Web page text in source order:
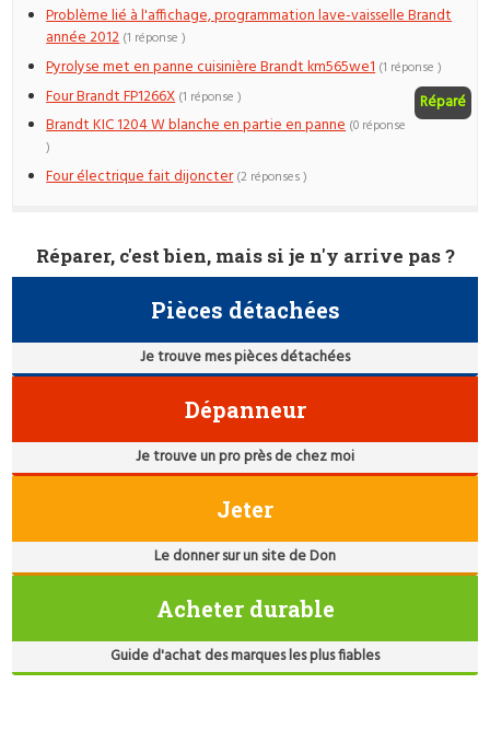
Problème lié à l'affichage, programmation lave-vaisselle Brandt
année 2012 (1 réponse )
Pyrolyse met en panne cuisinière Brandt km565we1 (1 réponse )
Four Brandt FP1266X Réparé
(1 réponse )
Brandt KIC 1204 W blanche en partie en panne (0 réponse
)
Four électrique fait dijoncter (2 réponses )
Réparer, c'est bien, mais si je n'y arrive pas ?
Pièces détachées
Je trouve mes pièces détachées
Dépanneur
Je trouve un pro près de chez moi
Jeter
Le donner sur un site de Don
Acheter durable
Guide d'achat des marques les plus fiables